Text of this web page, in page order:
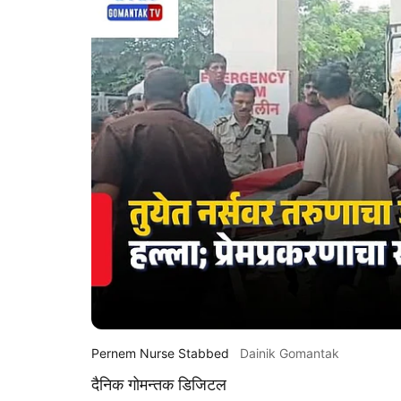
Pernem Nurse Stabbed Dainik Gomantak
दैनिक गोमन्तक डिजिटल